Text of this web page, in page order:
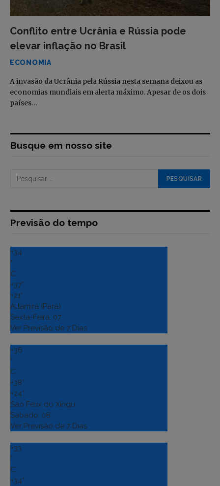
Conflito entre Ucrânia e Rússia pode
elevar inflação no Brasil
ECONOMIA
A invasão da Ucrânia pela Rússia nesta semana deixou as
economias mundiais em alerta máximo. Apesar de os dois
países…
Busque em nosso site
Previsão do tempo
+34
°
C
+37°
+21°
Altamira (Para)
Sexta-Feira, 07
Ver Previsão de 7 Dias
+36
°
C
+38°
+24°
Sao Felix do Xingu
Sábado, 08
Ver Previsão de 7 Dias
+33
°
C
+34°